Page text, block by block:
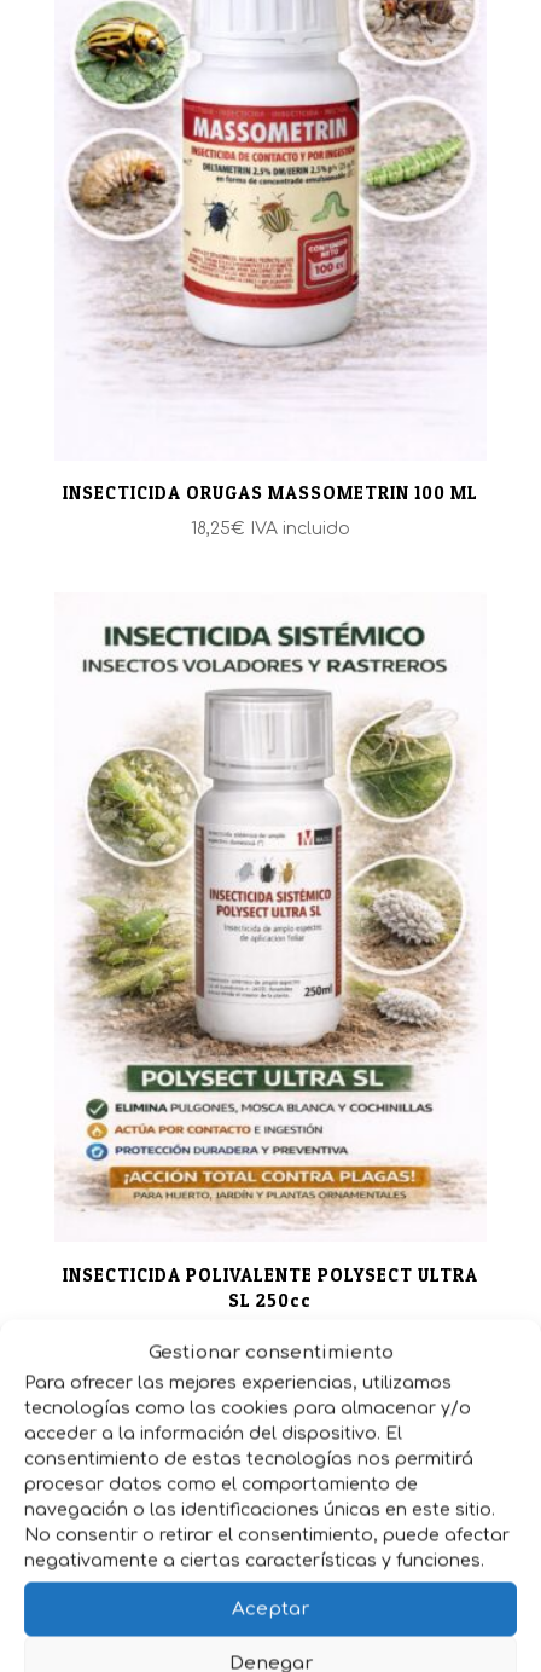
Gestionar consentimiento
Para ofrecer las mejores experiencias, utilizamos
tecnologías como las cookies para almacenar y/o
acceder a la información del dispositivo. El
consentimiento de estas tecnologías nos permitirá
procesar datos como el comportamiento de
navegación o las identificaciones únicas en este sitio.
No consentir o retirar el consentimiento, puede afectar
negativamente a ciertas características y funciones.
Aceptar
Denegar
INSECTICIDA ORUGAS MASSOMETRIN 100 ML
18,25€ IVA incluido
INSECTICIDA POLIVALENTE POLYSECT ULTRA
SL 250cc